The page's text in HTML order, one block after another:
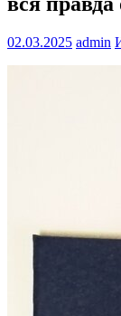
02.03.2025 admin